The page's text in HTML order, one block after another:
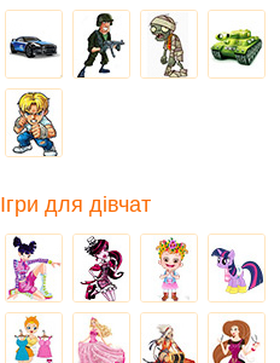
Ігри для дівчат